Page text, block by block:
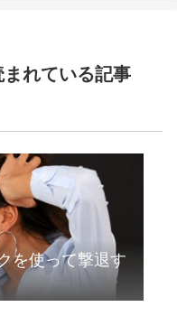
まれている記事
を使って撃退す